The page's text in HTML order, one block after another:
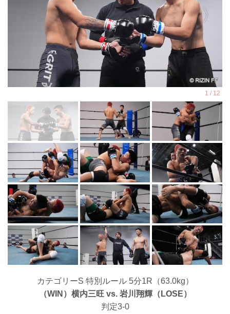
カテゴリーS 特別ルール 5分1R（63.0kg）
（WIN）横内三旺 vs. 岩川翔輝（LOSE）
判定3-0